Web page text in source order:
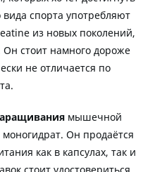
вида спорта употребляют
из новых поколений,
Он стоит намного дороже
не отличается по
мышечной
Он продаётся
как в капсулах, так и